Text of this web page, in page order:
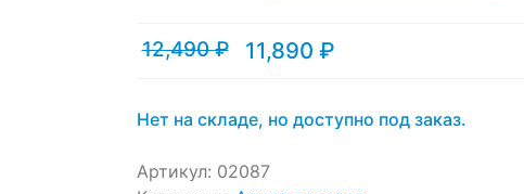
12,490₽
Первоначальная
12,490 ₽.
11,890 ₽
Текущая
Нет на складе, но доступно под заказ.
Артикул: 02087